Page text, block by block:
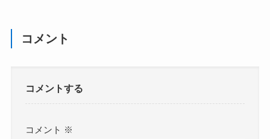
コメント
コメントする
コメント ※